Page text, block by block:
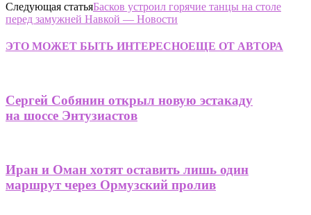
Следующая статьяБасков устроил горячие танцы на столе
перед замужней Навкой — Новости
ЭТО МОЖЕТ БЫТЬ ИНТЕРЕСНОЕЩЕ ОТ АВТОРА
Сергей Собянин открыл новую эстакаду
на шоссе Энтузиастов
Иран и Оман хотят оставить лишь один
маршрут через Ормузский пролив